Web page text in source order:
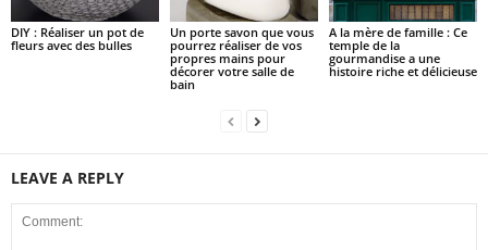
DIY : Réaliser un pot de
fleurs avec des bulles
Un porte savon que vous
pourrez réaliser de vos
propres mains pour
décorer votre salle de
bain
A la mère de famille : Ce
temple de la
gourmandise a une
histoire riche et délicieuse
LEAVE A REPLY